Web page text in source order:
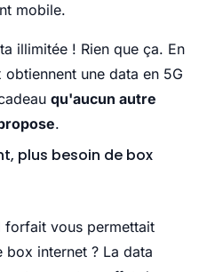
mobile.
illimitée ! Rien que ça. En
une data en 5G
qu'aucun autre
.
plus besoin de box
forfait vous permettait
internet ? La data